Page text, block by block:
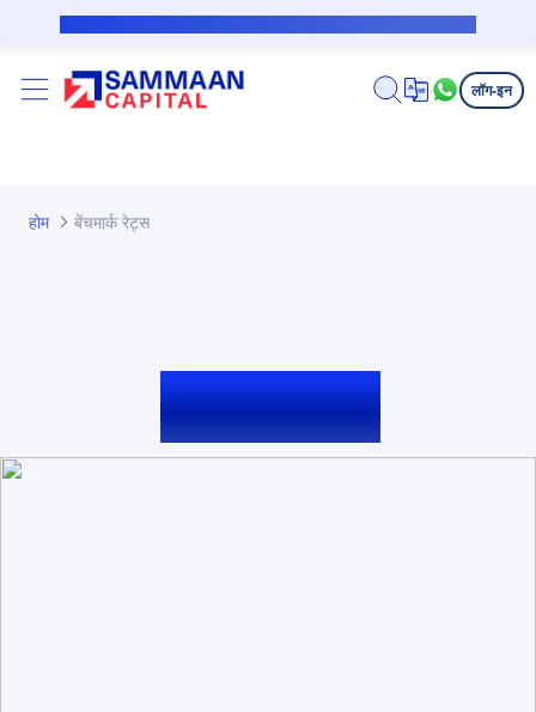
मुख्य घटक वगळा
लॉग-इन
होम बेंचमार्क रेट्स
बेंचमार्क रेट्स